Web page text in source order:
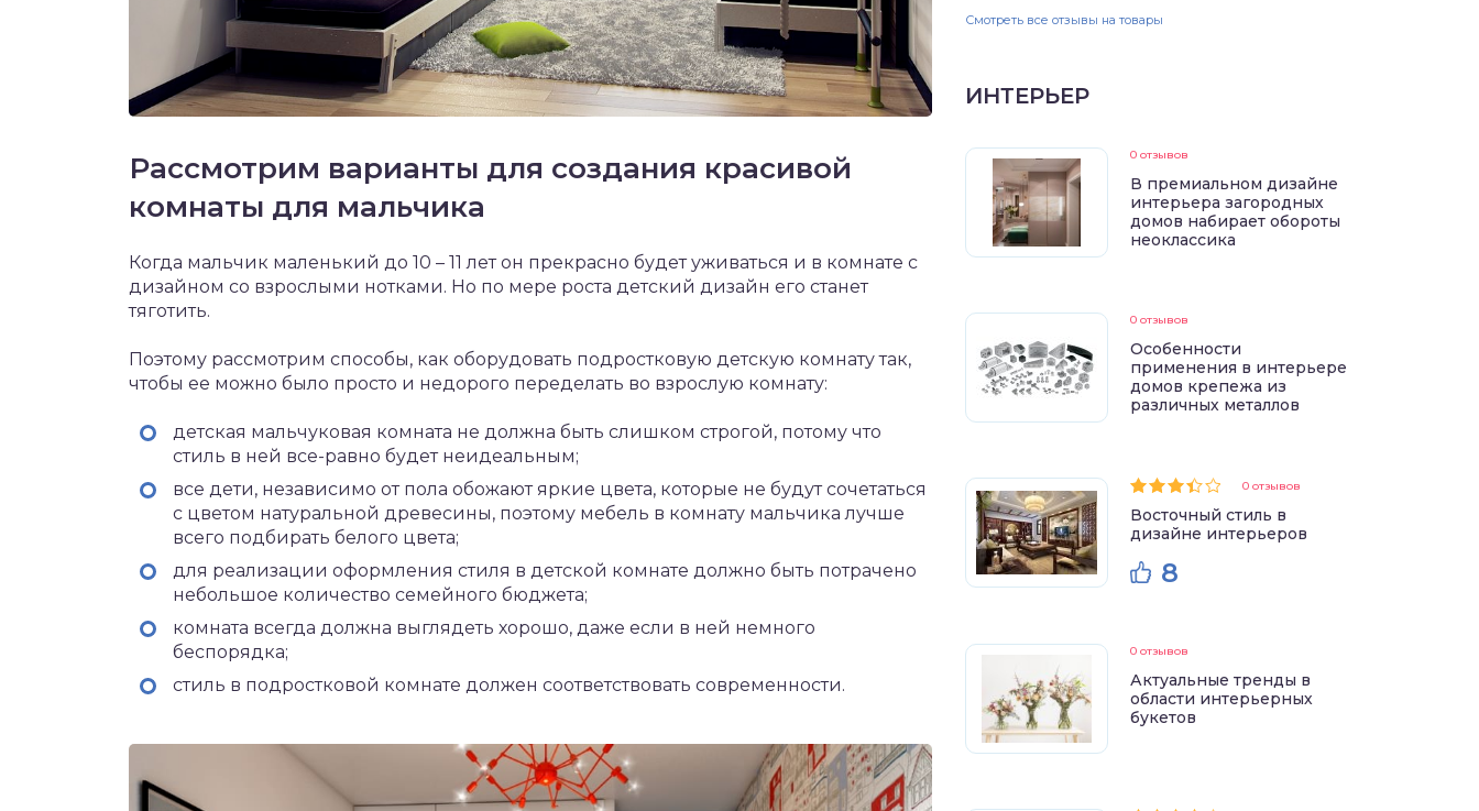
Рассмотрим варианты для создания красивой
комнаты для мальчика
Когда мальчик маленький до 10 – 11 лет он прекрасно будет уживаться и в комнате с
дизайном со взрослыми нотками. Но по мере роста детский дизайн его станет
тяготить.
Поэтому рассмотрим способы, как оборудовать подростковую детскую комнату так,
чтобы ее можно было просто и недорого переделать во взрослую комнату:
детская мальчуковая комната не должна быть слишком строгой, потому что
стиль в ней все-равно будет неидеальным;
все дети, независимо от пола обожают яркие цвета, которые не будут сочетаться
с цветом натуральной древесины, поэтому мебель в комнату мальчика лучше
всего подбирать белого цвета;
для реализации оформления стиля в детской комнате должно быть потрачено
небольшое количество семейного бюджета;
комната всегда должна выглядеть хорошо, даже если в ней немного
беспорядка;
стиль в подростковой комнате должен соответствовать современности.
Смотреть все отзывы на товары
ИНТЕРЬЕР
0 отзывов
В премиальном дизайне
интерьера загородных
домов набирает обороты
неоклассика
0 отзывов
Особенности
применения в интерьере
домов крепежа из
различных металлов
0 отзывов
Восточный стиль в
дизайне интерьеров
8
0 отзывов
Актуальные тренды в
области интерьерных
букетов